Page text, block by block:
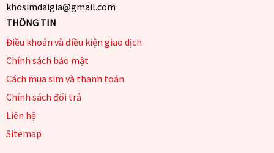
khosimdaigia@gmail.com
THÔNG TIN
Điều khoản và điều kiện giao dịch
Chính sách bảo mật
Cách mua sim và thanh toán
Chính sách đổi trả
Liên hệ
Sitemap